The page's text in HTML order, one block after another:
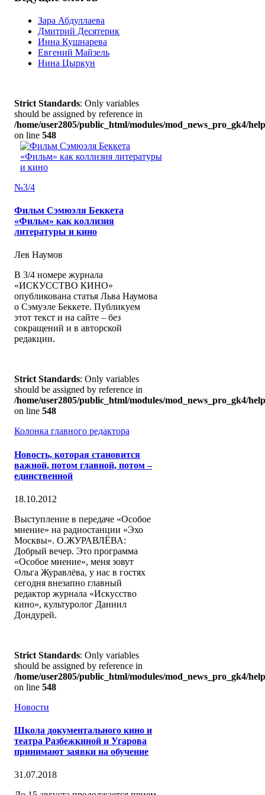
Зара Абдуллаева
Дмитрий Десятерик
Инна Кушнарева
Евгений Майзель
Нина Цыркун
Strict Standards: Only variables
should be assigned by reference in
/home/user2805/public_html/modules/mod_news_pro_gk4/
on line 548
№3/4
Фильм Сэмюэля Беккета
«Фильм» как коллизия
литературы и кино
Лев Наумов
В 3/4 номере журнала
«ИСКУССТВО КИНО»
опубликована статья Льва Наумова
о Сэмуэле Беккете. Публикуем
этот текст и на сайте – без
сокращений и в авторской
редакции.
Strict Standards: Only variables
should be assigned by reference in
/home/user2805/public_html/modules/mod_news_pro_gk4/
on line 548
Колонка главного редактора
Новость, которая становится
важной, потом главной, потом –
единственной
18.10.2012
Выступление в передаче «Особое
мнение» на радиостанции «Эхо
Москвы». О.ЖУРАВЛЁВА:
Добрый вечер. Это программа
«Особое мнение», меня зовут
Ольга Журавлёва, у нас в гостях
сегодня внезапно главный
редактор журнала «Искусство
кино», культуролог Даниил
Дондурей.
Strict Standards: Only variables
should be assigned by reference in
/home/user2805/public_html/modules/mod_news_pro_gk4/
on line 548
Новости
Школа документального кино и
театра Разбежкиной и Угарова
принимают заявки на обучение
31.07.2018